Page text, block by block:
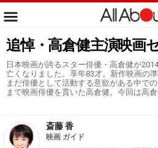
追悼・高倉健主演映画
日本映画が誇るスター俳優・高倉健が
亡くなりました。享年83才。新作映画の
まだ俳優として活動する意欲がある中で
まで映画俳優を貫いた高倉健。今回は高
斎藤 香
映画 ガイド